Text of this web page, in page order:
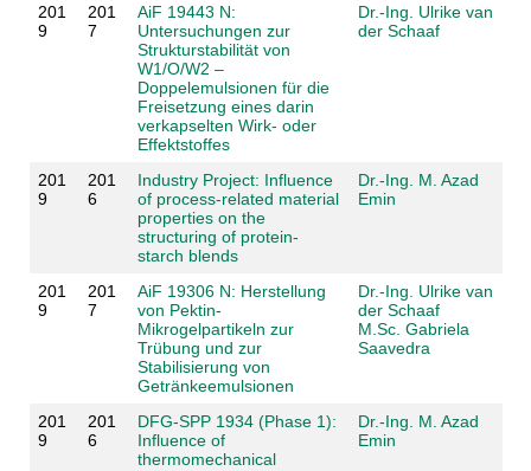
201
9
201
7
AiF 19443 N:
Untersuchungen zur
Strukturstabilität von
W1/O/W2 –
Doppelemulsionen für die
Freisetzung eines darin
verkapselten Wirk- oder
Effektstoffes
Dr.-Ing. Ulrike van
der Schaaf
201
9
201
6
Industry Project: Influence
of process-related material
properties on the
structuring of protein-
starch blends
Dr.-Ing. M. Azad
Emin
201
9
201
7
AiF 19306 N: Herstellung
von Pektin-
Mikrogelpartikeln zur
Trübung und zur
Stabilisierung von
Getränkeemulsionen
Dr.-Ing. Ulrike van
der Schaaf
M.Sc. Gabriela
Saavedra
201
9
201
6
DFG-SPP 1934 (Phase 1):
Influence of
thermomechanical
Dr.-Ing. M. Azad
Emin